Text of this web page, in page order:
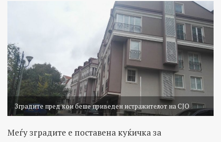
Зградите пред кои беше приведен истражителот на СЈО
Меѓу зградите е поставена куќичка за